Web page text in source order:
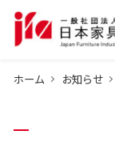
ホーム お知らせ